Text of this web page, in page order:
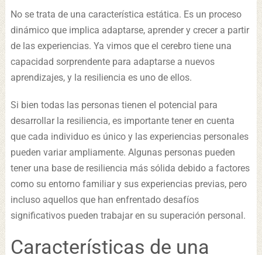
No se trata de una característica estática. Es un proceso
dinámico que implica adaptarse, aprender y crecer a partir
de las experiencias. Ya vimos que el cerebro tiene una
capacidad sorprendente para adaptarse a nuevos
aprendizajes, y la resiliencia es uno de ellos.
Si bien todas las personas tienen el potencial para
desarrollar la resiliencia, es importante tener en cuenta
que cada individuo es único y las experiencias personales
pueden variar ampliamente. Algunas personas pueden
tener una base de resiliencia más sólida debido a factores
como su entorno familiar y sus experiencias previas, pero
incluso aquellos que han enfrentado desafíos
significativos pueden trabajar en su superación personal.
Características de una